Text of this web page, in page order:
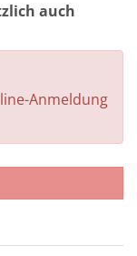
auch
Anmeldung